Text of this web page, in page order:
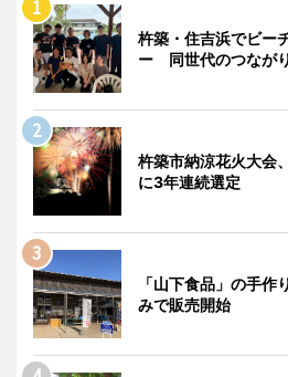
杵築・住吉浜でビー
ー 同世代のつなが
杵築市納涼花火大会
に3年連続選定
「山下食品」の手作
みで販売開始